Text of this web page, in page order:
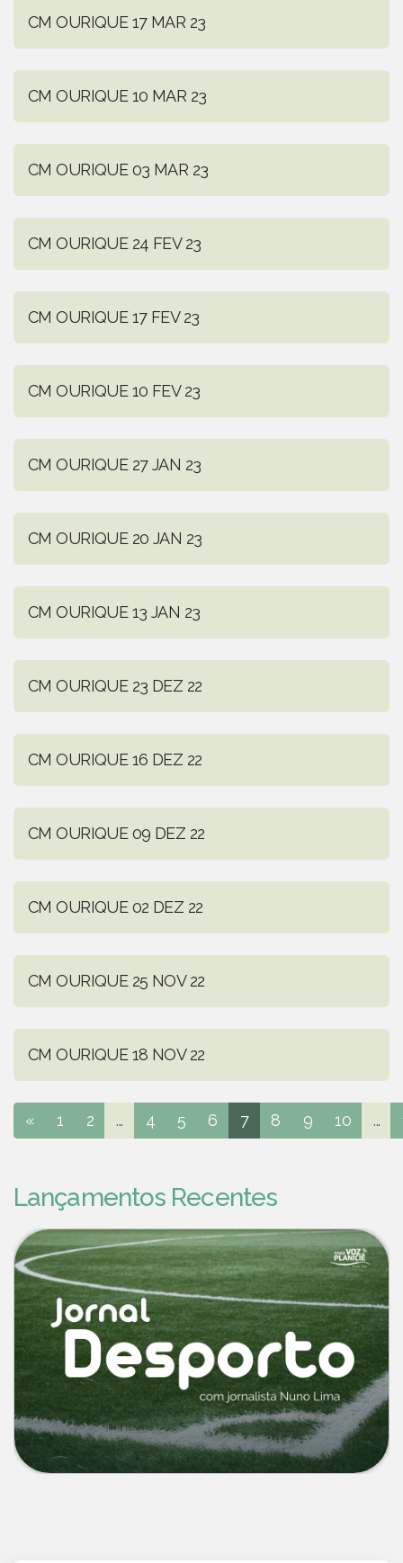
CM OURIQUE 17 MAR 23
CM OURIQUE 10 MAR 23
CM OURIQUE 03 MAR 23
CM OURIQUE 24 FEV 23
CM OURIQUE 17 FEV 23
CM OURIQUE 10 FEV 23
CM OURIQUE 27 JAN 23
CM OURIQUE 20 JAN 23
CM OURIQUE 13 JAN 23
CM OURIQUE 23 DEZ 22
CM OURIQUE 16 DEZ 22
CM OURIQUE 09 DEZ 22
CM OURIQUE 02 DEZ 22
CM OURIQUE 25 NOV 22
CM OURIQUE 18 NOV 22
« 1 2 ... 4 5 6 7 8 9 10 ...
Lançamentos Recentes